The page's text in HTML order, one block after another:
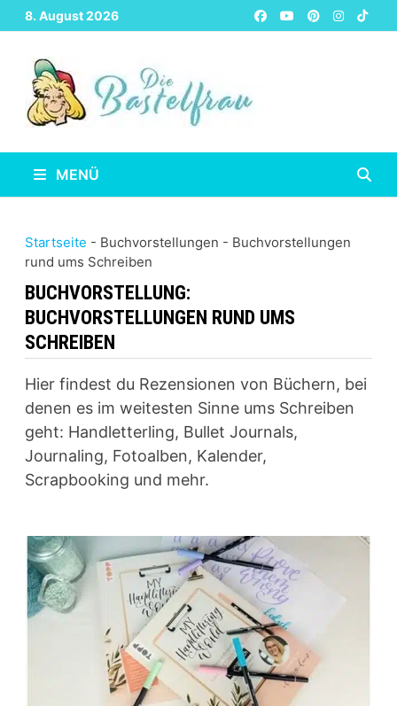
Zurück
zum
Inhalt
8. August 2026
MENÜ
Startseite - Buchvorstellungen - Buchvorstellungen
rund ums Schreiben
BUCHVORSTELLUNG:
BUCHVORSTELLUNGEN RUND UMS
SCHREIBEN
Hier findest du Rezensionen von Büchern, bei
denen es im weitesten Sinne ums Schreiben
geht: Handletterling, Bullet Journals,
Journaling, Fotoalben, Kalender,
Scrapbooking und mehr.